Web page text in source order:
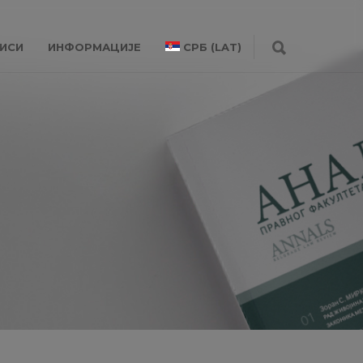
ИНФОРМАЦИЈЕ СРБ (LAT)